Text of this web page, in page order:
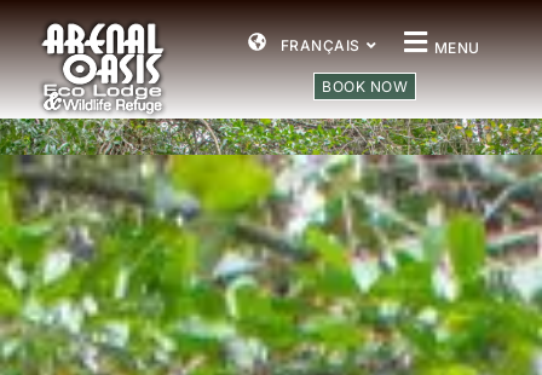
FRANÇAIS MENU
BOOK NOW